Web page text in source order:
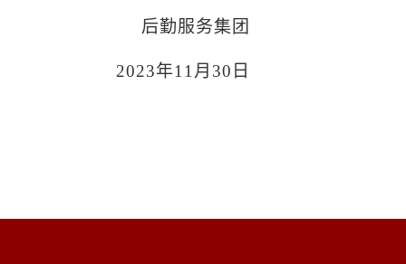
后勤服务集团
2023年11 月 30 日